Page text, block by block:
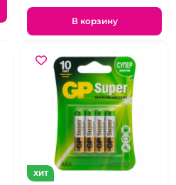
В корзину
ХИТ